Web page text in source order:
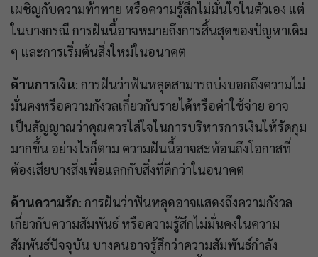
เผชิญกับความท้าทาย หรือความรู้สึกไม่มั่นใจในตัวเอง แต่
ในบางกรณี การฝันนี้อาจหมายถึงการสิ้นสุดของปัญหาเดิม
ๆ และการเริ่มต้นสิ่งใหม่ในอนาคต
ด้านการเงิน: การฝันว่าฟันหลุดสามารถบ่งบอกถึงความไม่
มั่นคงหรือความกังวลเกี่ยวกับรายได้หรือค่าใช้จ่าย อาจ
เป็นสัญญาณว่าคุณควรใส่ใจในการบริหารการเงินให้รัดกุม
มากขึ้น อย่างไรก็ตาม ความฝันนี้อาจสะท้อนถึงโอกาสที่
ต้องเสียบางสิ่งเพื่อแลกกับสิ่งที่ดีกว่าในอนาคต
ด้านความรัก: การฝันว่าฟันหลุดอาจแสดงถึงความกังวล
เกี่ยวกับความสัมพันธ์ หรือความรู้สึกไม่มั่นคงในความ
สัมพันธ์ปัจจุบัน บางคนอาจรู้สึกว่าความสัมพันธ์กำลัง